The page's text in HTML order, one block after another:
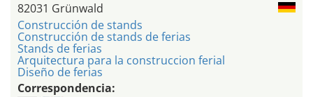
82031 Grünwald
Construcción de stands
Construcción de stands de ferias
Stands de ferias
Arquitectura para la construccion ferial
Diseño de ferias
Correspondencia: